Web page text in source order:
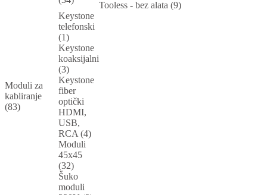
Moduli za
kabliranje
(83)
Tooless - bez alata (9)
Keystone
telefonski
(1)
Keystone
koaksijalni
(3)
Keystone
fiber
optički
HDMI,
USB,
RCA (4)
Moduli
45x45
(32)
Šuko
moduli